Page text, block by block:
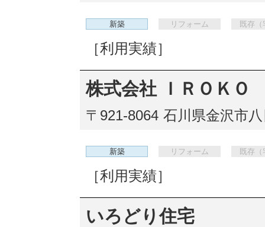
新築 リフォーム 既存（
［利用実績］
株式会社 ＩＲＯＫＯ
〒921-8064 石川県金沢市
新築 リフォーム 既存（
［利用実績］
いろどり住宅